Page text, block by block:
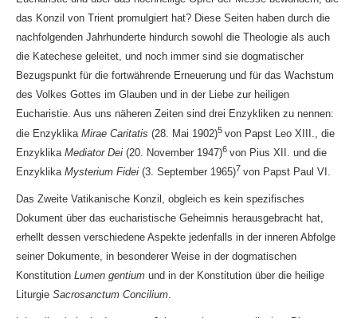
das Konzil von Trient promulgiert hat? Diese Seiten haben durch die
nachfolgenden Jahrhunderte hindurch sowohl die Theologie als auch
die Katechese geleitet, und noch immer sind sie dogmatischer
Bezugspunkt für die fortwährende Erneuerung und für das Wachstum
des Volkes Gottes im Glauben und in der Liebe zur heiligen
Eucharistie. Aus uns näheren Zeiten sind drei Enzykliken zu nennen:
die Enzyklika Mirae Caritatis (28. Mai 1902)5 von Papst Leo XIII., die
Enzyklika Mediator Dei (20. November 1947)6 von Pius XII. und die
EnzyklikaMysterium Fidei (3. September 1965)7 von Papst Paul VI.
Das Zweite Vatikanische Konzil, obgleich es kein spezifisches
Dokument über das eucharistische Geheimnis herausgebracht hat,
erhellt dessen verschiedene Aspekte jedenfalls in der inneren Abfolge
seiner Dokumente, in besonderer Weise in der dogmatischen
Konstitution Lumen gentium und in der Konstitution über die heilige
Liturgie Sacrosanctum Concilium.